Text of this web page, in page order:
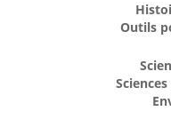
Outils